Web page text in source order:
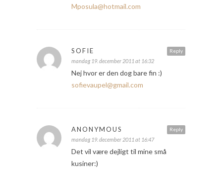
Mposula@hotmail.com
Reply
SOFIE
mandag 19. december 2011 at 16:32
Nej hvor er den dog bare fin :)
sofievaupel@gmail.com
Reply
ANONYMOUS
mandag 19. december 2011 at 16:47
Det vil være dejligt til mine små
kusiner:)